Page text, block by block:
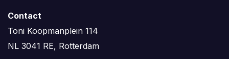
Contact
Toni Koopmanplein 114
NL 3041 RE, Rotterdam